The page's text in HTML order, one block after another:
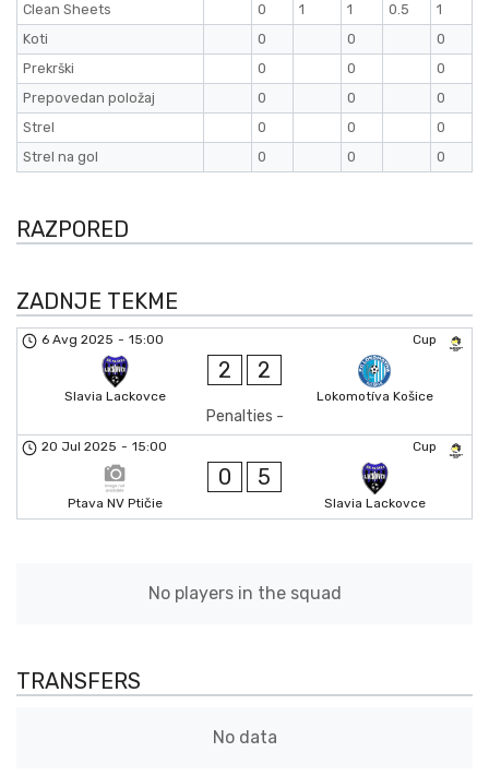
Clean Sheets
0 1 1 0.5
1
Koti
0 0
0
Prekrški
0 0
0
Prepovedan položaj
0 0
0
Strel
0 0
0
Strel na gol
0 0 0
RAZPORED
ZADNJE TEKME
Cup
6 Avg 2025 - 15:00
Slavia Lackovce
2 2
Lokomotíva Košice
Penalties -
Cup
20 Jul 2025 - 15:00
Ptava NV Ptičie
0 5
Slavia Lackovce
No players in the squad
TRANSFERS
No data